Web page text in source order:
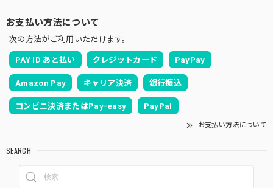
お支払い方法について
次の方法がご利用いただけます。
PAY ID あと払い クレジットカード PayPay
Amazon Pay キャリア決済 銀行振込
コンビニ決済またはPay-easy PayPal
お支払い方法について
SEARCH